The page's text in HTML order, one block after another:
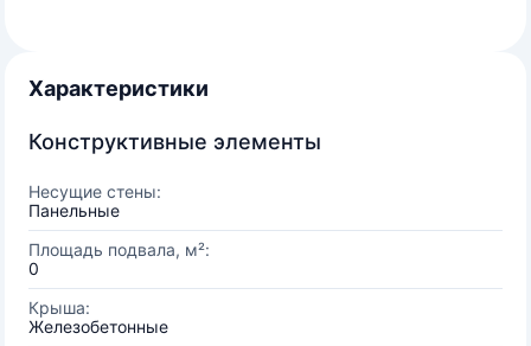
Характеристики
Конструктивные элементы
Несущие стены:
Панельные
Площадь подвала, м²:
0
Крыша:
Железобетонные